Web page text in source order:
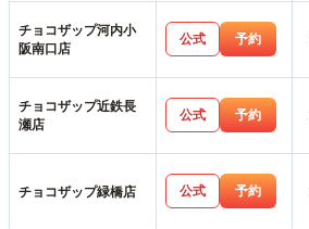
チョコザップ河内小
阪南口店
公式 予約
チョコザップ近鉄長
瀬店
公式 予約
チョコザップ緑橋店 公式 予約